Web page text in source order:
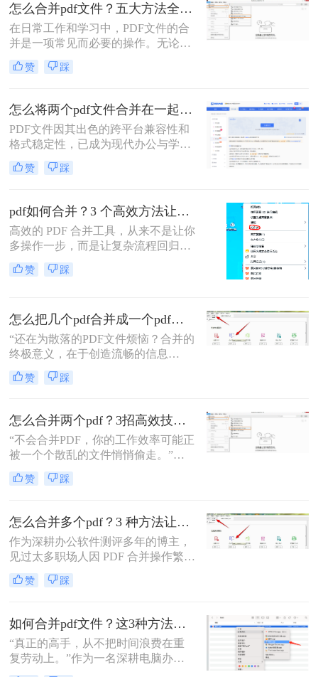
紧急求助。
怎么合并pdf文件？五大方法全解析！
在日常工作和学习中，PDF文件的合
并是一项常见而必要的操作。无论是
整理报告、合并多个章节的电子书，
还是将扫描件整合为一份完整文档，
而，面对市场上琳琅满目的工具和方
法，许多用户往往感到困惑：哪种方
法最快捷？哪种最安全？怎么合并pdf
文件=
赞 踩
怎么将两个pdf文件合并在一起？五大方法全面解析！
PDF文件因其出色的跨平台兼容性和
格式稳定性，已成为现代办公与学术
交流中不可或缺的文件格式。然而，
当我们面对需要整合多个PDF文档的
任务就成为了一个常见挑战。
赞 踩
pdf如何合并？3 个高效方法让办公效率翻倍！
高效的 PDF 合并工具，从来不是让你
多操作一步，而是让复杂流程回归简
单本质。职场中，谁没遇到过需要将
多个 PDF 文件合并的场景？项目报告
整合为完整文档。
赞 踩
怎么把几个pdf合并成一个pdf文件？合并文件的四大高效秘籍，总有一款适合你！
“还在为散落的PDF文件烦恼？合并的
终极意义，在于创造流畅的信息
流。”身为一名深耕电脑办公软件测
评多年的博主，我深知高效处理文档
点。面对数十份零散的PDF——可能
是项目报告的不同章节、分散的合同
附件，或是零散的参考资料
赞 踩
怎么合并两个pdf？3招高效技巧，让你告别杂乱文档！
“不会合并PDF，你的工作效率可能正
被一个个散乱的文件悄悄偷走。”作
为一名从事电脑办公软件测评多年的
博主，小编经常被粉丝问到：“怎么
背后却藏着效率的巨大分水岭。职场
办公人群和自媒体创作者们，常常陷
入信息碎片化、操作繁琐和安全隐忧
的困境。
赞 踩
怎么合并多个pdf？3 种方法让效率翻倍”！
作为深耕办公软件测评多年的博主，
见过太多职场人因 PDF 合并操作繁
琐、格式错乱、隐私泄露踩坑。其实
选对方法，1 分钟就能搞定多文件合
赞 踩
如何合并pdf文件？这3种方法让你效率翻倍！
“真正的高手，从不把时间浪费在重
复劳动上。”作为一名深耕电脑办公
软件测评多年的博主，我深知PDF文